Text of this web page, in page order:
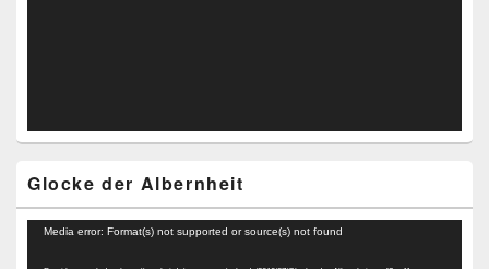
Glocke der Albernheit
Video-
Media error: Format(s) not supported or source(s) not found